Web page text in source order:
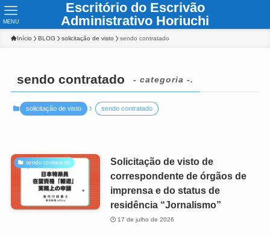
Escritório do Escrivão
Administrativo Horiuchi
MENU
Início BLOG solicitação de visto sendo contratado
sendo contratado - categoria -.
solicitação de visto sendo contratado
sendo contratado
Solicitação de visto de
correspondente de órgãos de
imprensa e do status de
residência “Jornalismo”
17 de julho de 2026